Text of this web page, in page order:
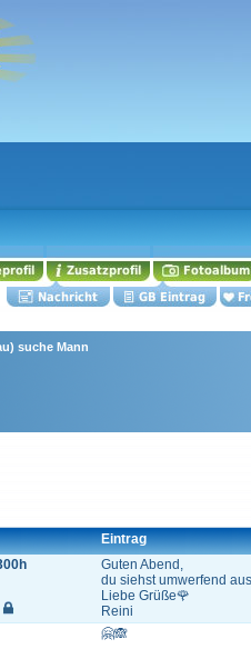
suche Mann
Eintrag
Guten Abend,
du siehst umwerfend
Liebe Grüße🌹
Reini
🤗🙈